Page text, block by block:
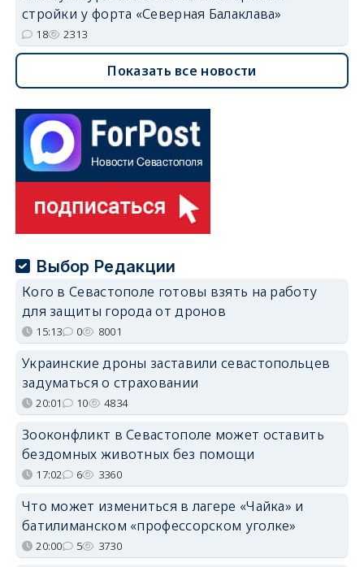
стройки у форта «Северная Балаклава»
18 2313
Показать все новости
Выбор Редакции
Кого в Севастополе готовы взять на работу
для защиты города от дронов
15:13 0 8001
Украинские дроны заставили севастопольцев
задуматься о страховании
20:01 10 4834
Зооконфликт в Севастополе может оставить
бездомных животных без помощи
17:02 6 3360
Что может измениться в лагере «Чайка» и
батилиманском «профессорском уголке»
20:00 5 3730